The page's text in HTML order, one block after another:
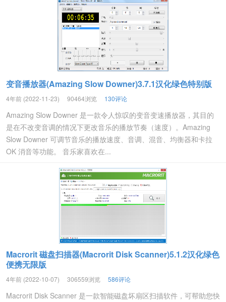
变音播放器(Amazing Slow Downer)3.7.1汉化绿色特别版
4年前 (2022-11-23) 90464浏览 130评论
Amazing Slow Downer 是一款令人惊叹的变音变速播放器，其目的
是在不改变音调的情况下更改音乐的播放节奏（速度）。Amazing
Slow Downer 可调节音乐的播放速度、音调、混音、均衡器和卡拉
OK 消音等功能。 音乐家喜欢在...
Macrorit 磁盘扫描器(Macrorit Disk Scanner)5.1.2汉化绿色
便携无限版
4年前 (2022-10-07) 306559浏览 586评论
Macrorit Disk Scanner 是一款智能磁盘坏扇区扫描软件，可帮助您快